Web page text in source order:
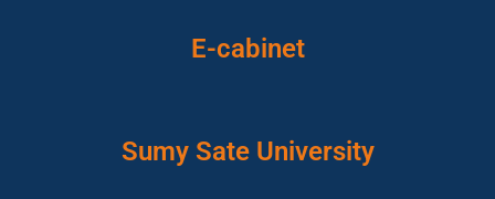
E-cabinet
Sumy Sate University